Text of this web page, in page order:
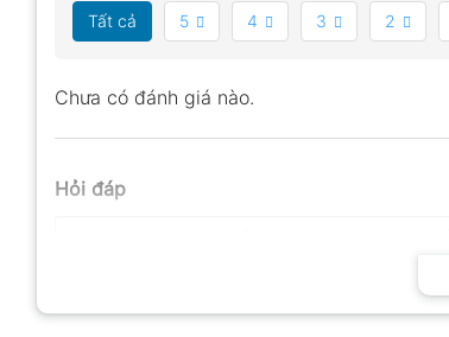
Tất cả 5 4 3 2
Chưa có đánh giá nào.
Hỏi đáp